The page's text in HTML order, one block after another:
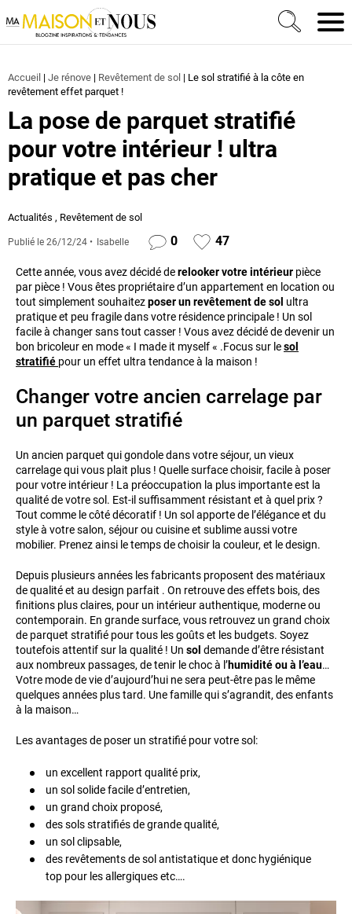
Ma Maison et Nous Construction, rénovation &
Accueil | Je rénove | Revêtement de sol | Le sol stratifié à la côte en
revêtement effet parquet !
La pose de parquet stratifié
pour votre intérieur ! ultra
pratique et pas cher
Actualités , Revêtement de sol
Publié le 26/12/24 Isabelle 0 47
Cette année, vous avez décidé derelooker votre intérieur pièce
par pièce ! Vous êtes propriétaire d’un appartement en location ou
tout simplement souhaitezposer unrevêtement de sol ultra
pratique et peu fragile dans votre résidence principale ! Un sol
facile à changer sans tout casser ! Vous avez décidé de devenir un
bon bricoleur en mode « I made it myself « .Focus sur lesol
stratifié pour un effet ultra tendance à la maison !
Changer votre ancien carrelage par
un parquet stratifié
Un ancien parquet qui gondole dans votre séjour, un vieux
carrelage qui vous plait plus ! Quelle surface choisir, facile à poser
pour votre intérieur ! La préoccupation la plus importante est la
qualité de votre sol. Est-il suffisamment résistant et à quel prix ?
Tout comme le côté décoratif ! Un sol apporte de l’élégance et du
style à votre salon, séjour ou cuisine et sublime aussi votre
mobilier. Prenez ainsi le temps de choisir la couleur, et le design.
Depuis plusieurs années les fabricants proposent des matériaux
de qualité et au design parfait . On retrouve des effets bois, des
finitions plus claires, pour un intérieur authentique, moderne ou
contemporain. En grande surface, vous retrouvez un grand choix
de parquet stratifié pour tous les goûts et les budgets. Soyez
toutefois attentif sur la qualité ! Un sol demande d’être résistant
aux nombreux passages, de tenir le choc à l’humidité ou à l’eau…
Votre mode de vie d’aujourd’hui ne sera peut-être pas le même
quelques années plus tard. Une famille qui s’agrandit, des enfants
à la maison…
Les avantages de poser un stratifié pour votre sol:
un excellent rapport qualité prix,
un sol solide facile d’entretien,
un grand choix proposé,
des sols stratifiés de grande qualité,
un sol clipsable,
des revêtements de sol antistatique et donc hygiénique
top pour les allergiques etc….